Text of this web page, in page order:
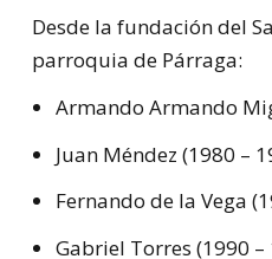
Desde la fundación del
parroquia de Párraga:
Armando Armando
Juan Méndez (1980 –
Fernando de la Vega
Gabriel Torres (1990 –